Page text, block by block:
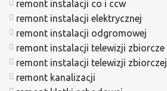
remont instalacji co i ccw
remont instalacji elektrycznej
remont instalacji odgromowej
remont instalacji telewizji zbiorcze
remont instalacji telewizji zbiorczej
remont kanalizacji